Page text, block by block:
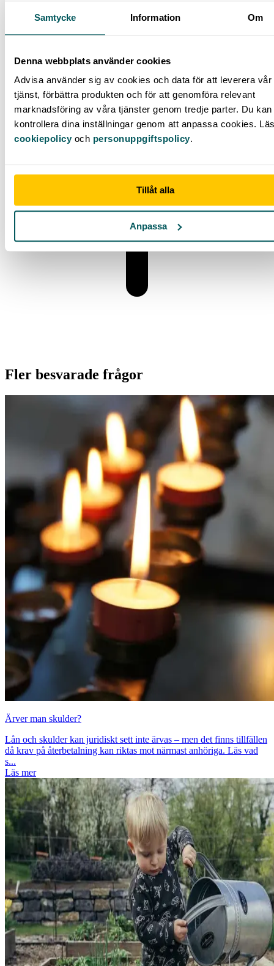
Samtycke Information Om
Denna webbplats använder cookies
Advisa använder sig av cookies och data för att leverera vår
tjänst, förbättra produkten och för att genomföra relevant
marknadsföring av våra tjänster genom tredje parter. Du
kontrollera dina inställningar genom att anpassa cookies.
cookiepolicyoch personuppgiftspolicy.
Tillåt alla
Anpassa
Fler besvarade frågor
Ärver man skulder?
Lån och skulder kan juridiskt sett inte ärvas – men det finns tillfällen
då krav på återbetalning kan riktas mot närmast anhöriga. Läs vad
s...
Läs mer